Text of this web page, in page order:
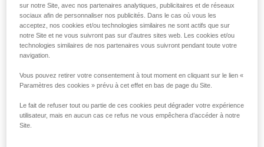
sur notre Site, avec nos partenaires analytiques, publicitaires et de réseaux
sociaux afin de personnaliser nos publicités. Dans le cas où vous les
acceptez, nos cookies et/ou technologies similaires ne sont actifs que sur
notre Site et ne vous suivront pas sur d’autres sites web. Les cookies et/ou
technologies similaires de nos partenaires vous suivront pendant toute votre
navigation.
Vous pouvez retirer votre consentement à tout moment en cliquant sur le lien «
Paramètres des cookies » prévu à cet effet en bas de page du Site.
Le fait de refuser tout ou partie de ces cookies peut dégrader votre expérience
utilisateur, mais en aucun cas ce refus ne vous empêchera d’accéder à notre
Site.